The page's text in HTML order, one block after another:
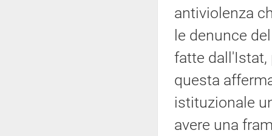
antiviolenza
le denunce
fatte dall'Istat,
questa
istituzionale
avere una